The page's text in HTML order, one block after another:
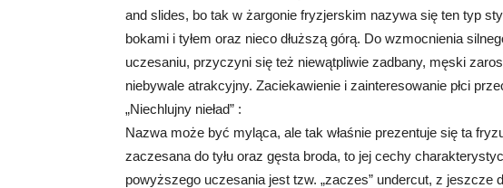
and slides, bo tak w żargonie fryzjerskim nazywa się ten typ
bokami i tyłem oraz nieco dłuższą górą. Do wzmocnienia
uczesaniu, przyczyni się też niewątpliwie zadbany, męski
niebywale atrakcyjny. Zaciekawienie i zainteresowanie płci
„Niechlujny nieład” :
Nazwa może być myląca, ale tak właśnie prezentuje się ta
zaczesana do tyłu oraz gęsta broda, to jej cechy
powyższego uczesania jest tzw. „zaczes” undercut, z jeszcze